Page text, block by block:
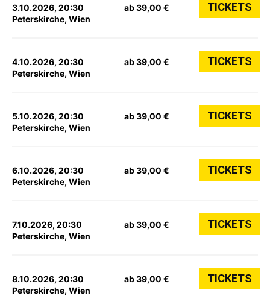
3.10.2026, 20:30
Peterskirche, Wien
ab 39,00 € TICKETS
4.10.2026, 20:30
Peterskirche, Wien
ab 39,00 € TICKETS
5.10.2026, 20:30
Peterskirche, Wien
ab 39,00 € TICKETS
6.10.2026, 20:30
Peterskirche, Wien
ab 39,00 € TICKETS
7.10.2026, 20:30
Peterskirche, Wien
ab 39,00 € TICKETS
8.10.2026, 20:30
Peterskirche, Wien
ab 39,00 € TICKETS